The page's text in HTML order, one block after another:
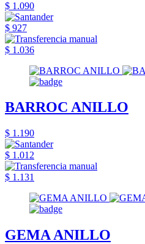
$ 1.090
$ 927
$ 1.036
BARROC ANILLO
$ 1.190
$ 1.012
$ 1.131
GEMA ANILLO